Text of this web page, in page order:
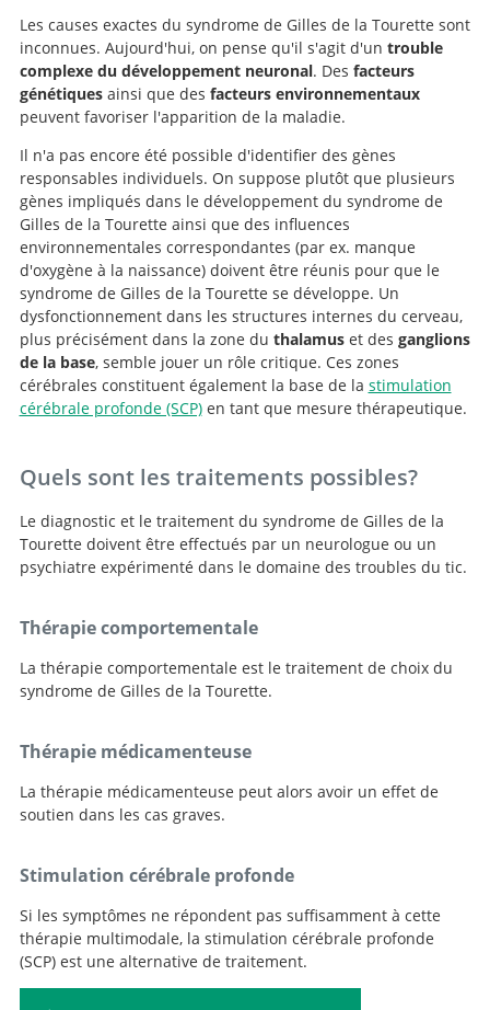
Les causes exactes du syndrome de Gilles de la Tourette sont
inconnues. Aujourd'hui, on pense qu'il s'agit d'un trouble
complexe du développement neuronal. Des facteurs
génétiquesainsi que des facteurs environnementaux
peuvent favoriser l'apparition de la maladie.
Il n'a pas encore été possible d'identifier des gènes
responsables individuels. On suppose plutôt que plusieurs
gènes impliqués dans le développement du syndrome de
Gilles de la Tourette ainsi que des influences
environnementales correspondantes (par ex. manque
d'oxygène à la naissance) doivent être réunis pour que le
syndrome de Gilles de la Tourette se développe. Un
dysfonctionnement dans les structures internes du cerveau,
plus précisément dans la zone du thalamus et des ganglions
de la base, semble jouer un rôle critique. Ces zones
cérébrales constituent également la base de la stimulation
cérébrale profonde (SCP)en tant que mesure thérapeutique.
Quels sont les traitements possibles?
Le diagnostic et le traitement du syndrome de Gilles de la
Tourette doivent être effectués par un neurologue ou un
psychiatre expérimenté dans le domaine des troubles du tic.
Thérapie comportementale
La thérapie comportementale est le traitement de choix du
syndrome de Gilles de la Tourette.
Thérapie médicamenteuse
La thérapie médicamenteuse peut alors avoir un effet de
soutien dans les cas graves.
Stimulation cérébrale profonde
Si les symptômes ne répondent pas suffisamment à cette
thérapie multimodale, la stimulation cérébrale profonde
(SCP) est une alternative de traitement.